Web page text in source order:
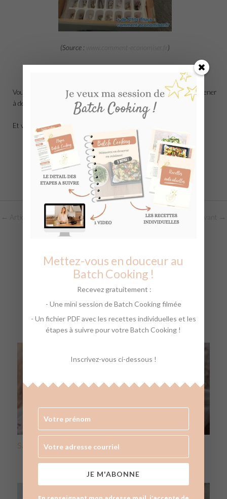
(Source : www.comment-economiser.fr )
Vous constaterez donc qu’un simple changement de boîte peut amener
à des matins plus sereins !
Et vous ? Comment vous rangez vos bijoux ?
← Article précédent Article suivant →
Articles qui pourraient
vous plaire :
Salades composées : 20 idées recettes !
Mettez-vous en douceur au
Batch Cooking !
Recevez gratuitement :
- Une mini session de Batch Cooking filmée
- Un fichier PDF avec les recettes individuelles et les
étapes à suivre pour votre Batch Cooking !
Inscrivez-vous ci-dessous !
JE M'ABONNE